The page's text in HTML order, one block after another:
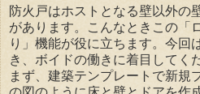
防火戸はホストとなる壁以外の
があります。こんなときこの「
り」機能が役に立ちます。今回
き、ボイドの働きに着目してく
まず、建築テンプレートで新規